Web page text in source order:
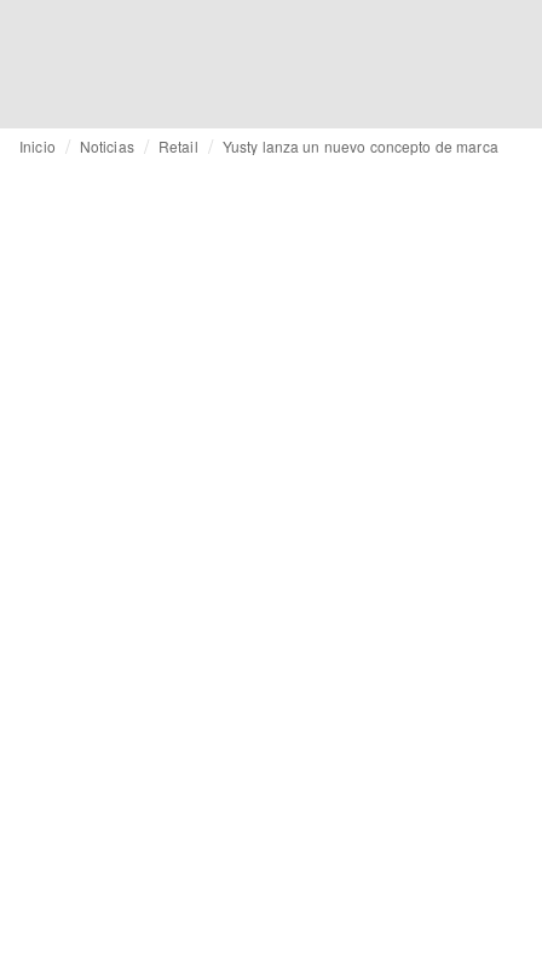
Inicio Noticias Retail Yusty lanza un nuevo concepto de marca